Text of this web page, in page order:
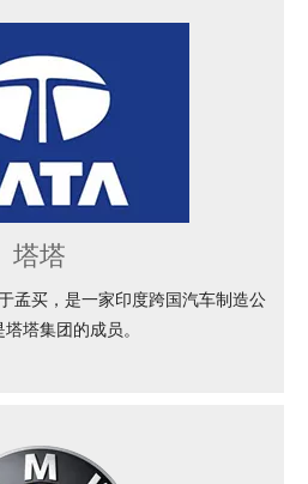
塔塔
孟买，是一家印度跨国汽车制造公
塔集团的成员。